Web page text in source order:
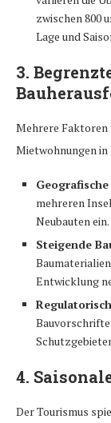
zwischen 800
Lage und
3.
Mehrere
Mietwohnungen
mehreren
Neubauten ein.
Steigende
Entwicklung
4.
Der Tourismus